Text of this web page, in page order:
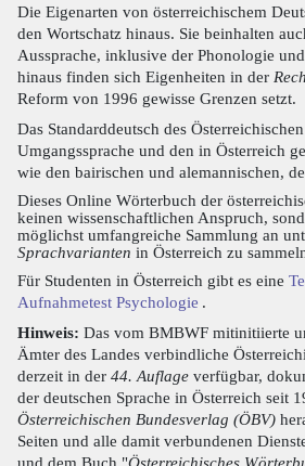
Die Eigenarten von österreichischem
den Wortschatz hinaus. Sie beinhalten
Aussprache, inklusive der Phonologie
hinaus finden sich Eigenheiten in der
Reform von 1996 gewisse Grenzen setzt.
Das Standarddeutsch des
Umgangssprache und den in Österreich
wie den bairischen und alemannischen,
Dieses Online Wörterbuch der
keinen wissenschaftlichen Anspruch,
möglichst umfangreiche Sammlung an
Sprachvarianten in Österreich zu
Für Studenten in Österreich gibt es eine
Aufnahmetest Psychologie .
Hinweis: Das vom BMBWF mitinitiierte
Ämter des Landes verbindliche
derzeit in der 44. Auflage verfügbar,
der deutschen Sprache in Österreich seit
Österreichischen Bundesverlag (ÖBV)
Seiten und alle damit verbundenen
und dem Buch "Österreichisches